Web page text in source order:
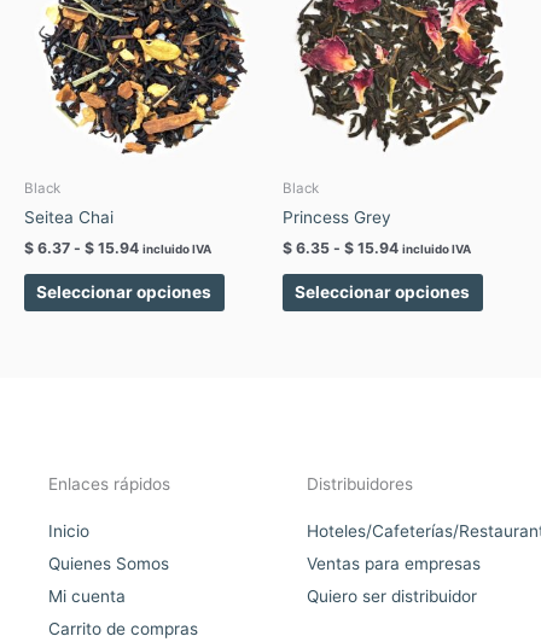
Black
Seitea Chai
$ 6.37 - $ 15.94
$ 6.37
hasta
$ 15.94
incluido IVA
Seleccionar opciones
múltiples
variantes.
Las
opciones
producto
Black
Princess Grey
$ 6.35 - $ 15.94
$ 6.35
hasta
$ 15.94
incluido IVA
Seleccionar opciones
Las
Enlaces rápidos
Inicio
Quienes Somos
Mi cuenta
Carrito de compras
Distribuidores
Hoteles/Cafeterías/
Ventas para empresas
Quiero ser distribuidor